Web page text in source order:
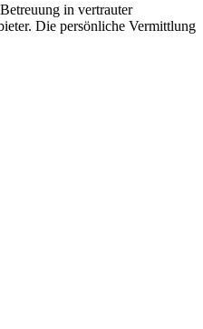
in vertrauter
Die persönliche Vermittlung